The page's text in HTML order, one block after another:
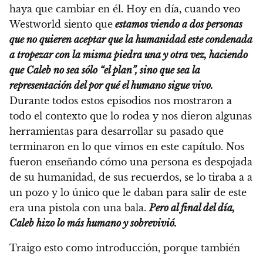
haya que cambiar en él. Hoy en día, cuando veo
Westworld siento que estamos viendo a dos personas
que no quieren aceptar que la humanidad este condenada
a tropezar con la misma piedra una y otra vez, haciendo
que Caleb no sea sólo “el plan”, sino que sea la
representación del por qué el humano sigue vivo.
Durante todos estos episodios nos mostraron a
todo el contexto que lo rodea y nos dieron algunas
herramientas para desarrollar su pasado que
terminaron en lo que vimos en este capítulo. Nos
fueron enseñando cómo una persona es despojada
de su humanidad, de sus recuerdos, se lo tiraba a a
un pozo y lo único que le daban para salir de este
era una pistola con una bala. Pero al final del día,
Caleb hizo lo más humano y sobrevivió.
Traigo esto como introducción, porque también